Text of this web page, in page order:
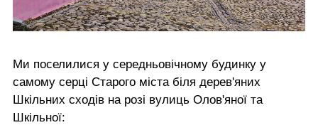
Ми поселилися у середньовічному будинку у
самому серці Старого міста біля дерев'яних
Шкільних сходів на розі вулиць Олов'яної та
Шкільної: